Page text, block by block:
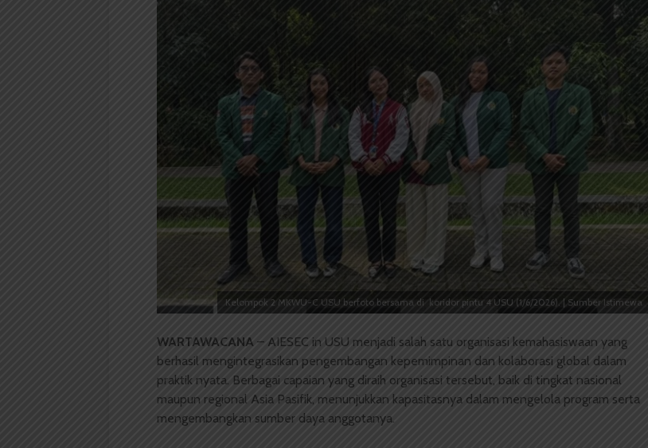
Kelompok 2 MKWU-C USU berfoto bersama di koridor pintu 4 USU (1/6/2026). | Sumber Istimewa
WARTAWACANA – AIESEC in USU menjadi salah satu organisasi kemahasiswaan yang
berhasil mengintegrasikan pengembangan kepemimpinan dan kolaborasi global dalam
praktik nyata. Berbagai capaian yang diraih organisasi tersebut, baik di tingkat nasional
maupun regional Asia Pasifik, menunjukkan kapasitasnya dalam mengelola program serta
mengembangkan sumber daya anggotanya.